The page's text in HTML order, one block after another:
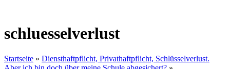
schluesselverlust
Startseite » Diensthaftpflicht, Privathaftpflicht, Schlüsselverlust.